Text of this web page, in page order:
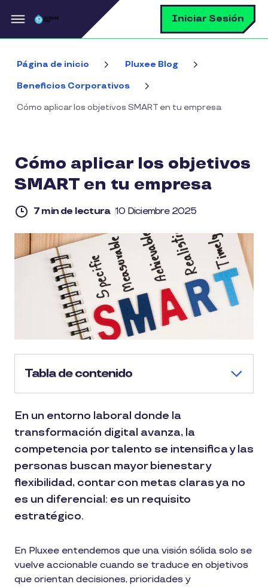
Pasar al contenido principal Iniciar Sesión
Página de inicio Pluxee Blog
Beneficios Corporativos
Cómo aplicar los objetivos SMART en tu empresa
Cómo aplicar los objetivos
SMART en tu empresa
7 min de lectura 10 Diciembre 2025
Tabla de contenido
En un entorno laboral donde la
transformación digital avanza, la
competencia por talento se intensifica y las
personas buscan mayor bienestar y
flexibilidad, contar con metas claras ya no
es un diferencial: es un requisito
estratégico.
En Pluxee entendemos que una visión sólida solo se
vuelve accionable cuando se traduce en objetivos
que orientan decisiones, prioridades y